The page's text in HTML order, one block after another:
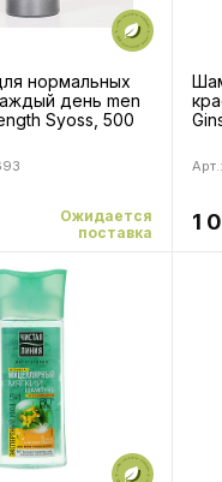
нормальных
день men
Syoss, 500
Ожидается
поставка
1